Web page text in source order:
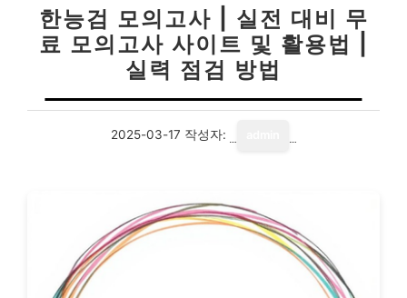
한능검 모의고사 | 실전 대비 무
료 모의고사 사이트 및 활용법 |
실력 점검 방법
2025-03-17 작성자: